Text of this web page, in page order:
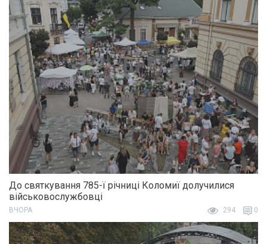
До святкування 785-ї річниці Коломиї долучилися
військовослужбовці
ВЧОРА 294 0